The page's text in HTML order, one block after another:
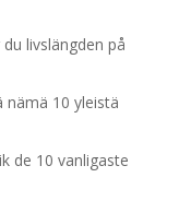
livslängden på
nämä 10 yleistä
de 10 vanligaste